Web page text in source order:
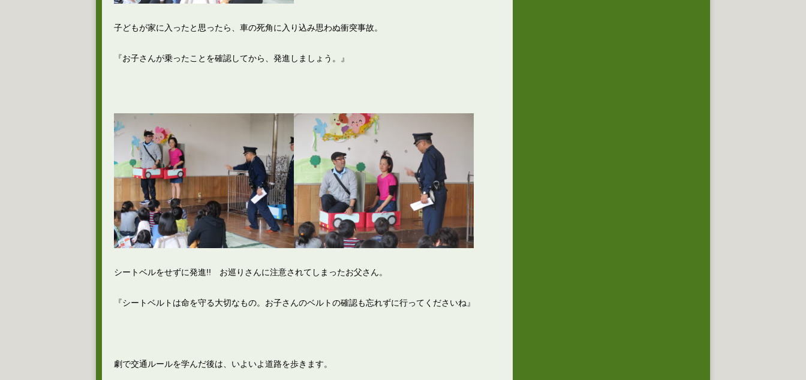
子どもが家に入ったと思ったら、車の死角に入り込み思わぬ衝突事故。
『お子さんが乗ったことを確認してから、発進しましょう。』
シートベルをせずに発進!! お巡りさんに注意されてしまったお父さん。
『シートベルトは命を守る大切なもの。お子さんのベルトの確認も忘れずに行ってくださいね』
劇で交通ルールを学んだ後は、いよいよ道路を歩きます。